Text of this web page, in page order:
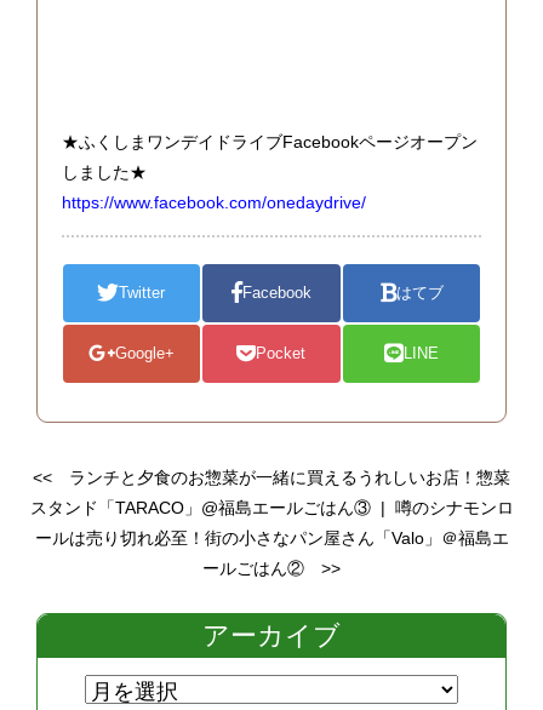
アーカイブ
★ふくしまワンデイドライブFacebookページオープン
しました★
https://www.facebook.com/onedaydrive/
Twitter Facebook はてブ
Google+ Pocket LINE
<< ランチと夕食のお惣菜が一緒に買えるうれしいお店！惣菜
スタンド「TARACO」@福島エールごはん③| 噂のシナモンロ
ールは売り切れ必至！街の小さなパン屋さん「Valo」＠福島エ
ールごはん② >>